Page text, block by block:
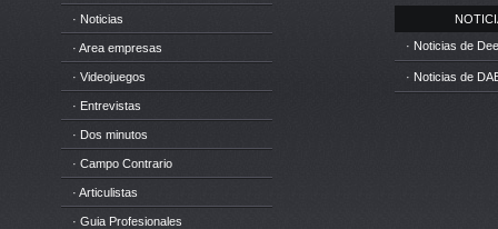
· Noticias
· Area empresas
· Videojuegos
· Entrevistas
· Dos minutos
· Campo Contrario
· Articulistas
· Guia Profesionales
· Noticias de
· Noticias de